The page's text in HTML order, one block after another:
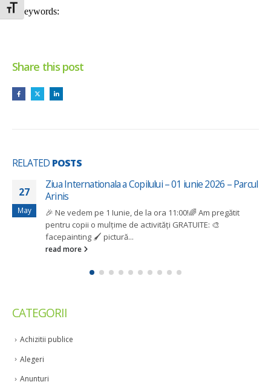
Toggle Font size
Share this post
RELATED POSTS
27
May
Ziua Internationala a Copilului – 01 iunie 2026 – Parcul
Arinis
🎉 Ne vedem pe 1 Iunie, de la ora 11:00!🌈 Am pregătit
pentru copii o mulțime de activități GRATUITE: 🎨
facepainting 🖌️ pictură...
read more
CATEGORII
Achizitii publice
Alegeri
Anunturi